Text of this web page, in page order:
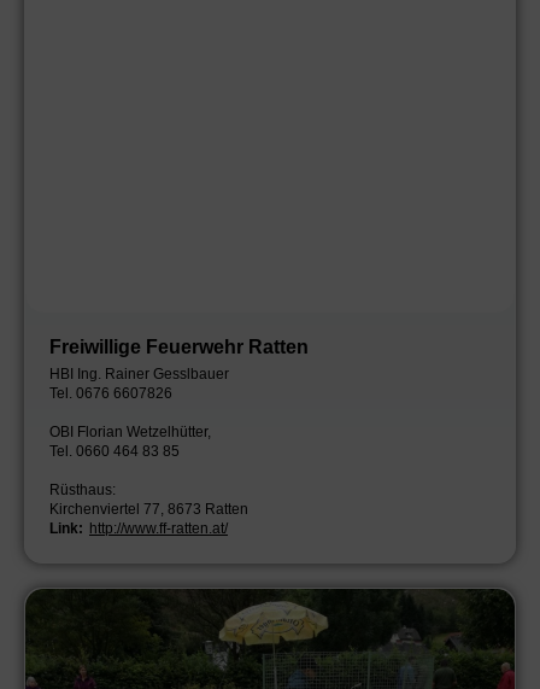
Freiwillige Feuerwehr Ratten
HBI Ing. Rainer Gesslbauer
Tel. 0676 6607826
OBI Florian Wetzelhütter,
Tel. 0660 464 83 85
Rüsthaus:
Kirchenviertel 77, 8673 Ratten
Link: http://www.ff-ratten.at/